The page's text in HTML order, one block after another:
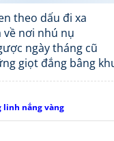
theo dấu đi xa
nơi nhú nụ
ngày tháng cũ
giọt đắng bâng
linh nắng vàng